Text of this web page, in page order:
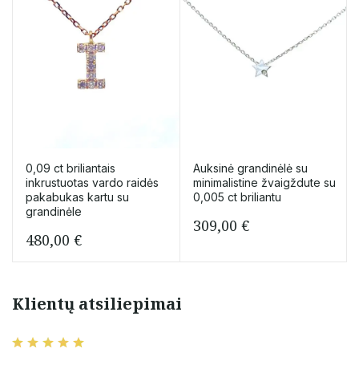
0,09 ct briliantais
inkrustuotas vardo raidės
pakabukas kartu su
grandinėle
480,00 €
Auksinė grandinėlė su
minimalistine žvaigždute su
0,005 ct briliantu
309,00 €
Klientų atsiliepimai